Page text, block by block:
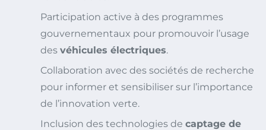
Participation active à des programmes
gouvernementaux pour promouvoir l’usage
des véhicules électriques.
Collaboration avec des sociétés de recherche
pour informer et sensibiliser sur l’importance
de l’innovation verte.
Inclusion des technologies de captage de